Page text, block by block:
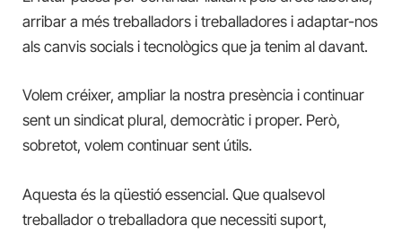
arribar a més treballadors i treballadores i adaptar-nos
als canvis socials i tecnològics que ja tenim al davant.
Volem créixer, ampliar la nostra presència i continuar
sent un sindicat plural, democràtic i proper. Però,
sobretot, volem continuar sent útils.
Aquesta és la qüestió essencial. Que qualsevol
treballador o treballadora que necessiti suport,